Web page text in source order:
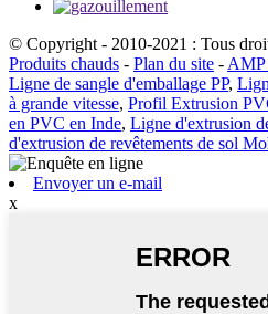
© Copyright - 2010-2021 : Tous
Produits chauds - Plan du site - AMP
Ligne de sangle d'emballage PP,
à grande vitesse, Profil Extrusion
en PVC en Inde, Ligne d'extrusion
d'extrusion de revêtements de sol
Envoyer un e-mail
x